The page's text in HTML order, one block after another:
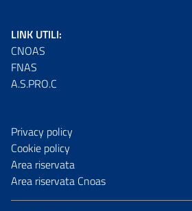
LINK UTILI:
CNOAS
FNAS
A.S.PRO.C
Privacy policy
Cookie policy
Area riservata
Area riservata Cnoas